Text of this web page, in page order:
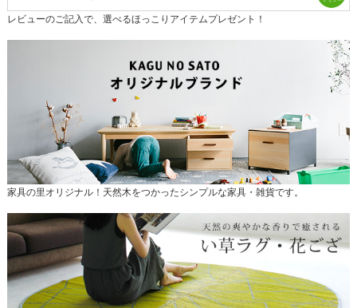
レビューのご記入で、選べるほっこりアイテムプレゼント！
家具の里オリジナル！天然木をつかったシンプルな家具・雑貨です。